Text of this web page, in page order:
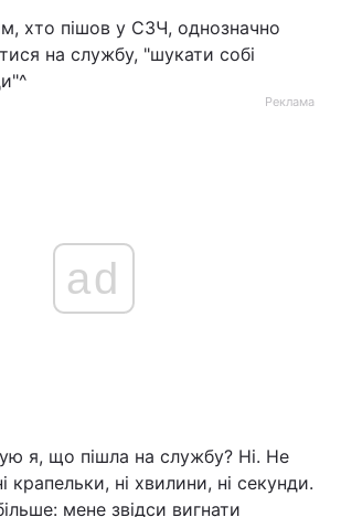
хто пішов у СЗЧ, однозначно
на службу, "шукати собі
Реклама
ad
я, що пішла на службу? Ні. Не
крапельки, ні хвилини, ні секунди.
мене звідси вигнати